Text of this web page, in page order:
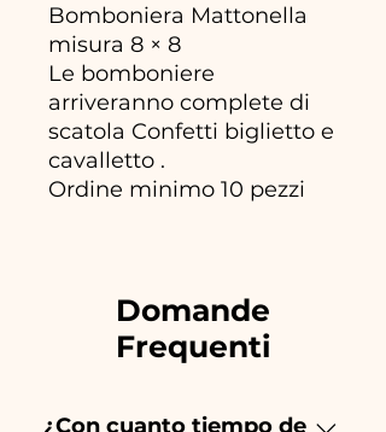
Bomboniera Mattonella
misura 8 × 8
Le bomboniere
arriveranno complete di
scatola Confetti biglietto e
cavalletto .
Ordine minimo 10 pezzi
Domande
Frequenti
¿Con cuanto tiempo de